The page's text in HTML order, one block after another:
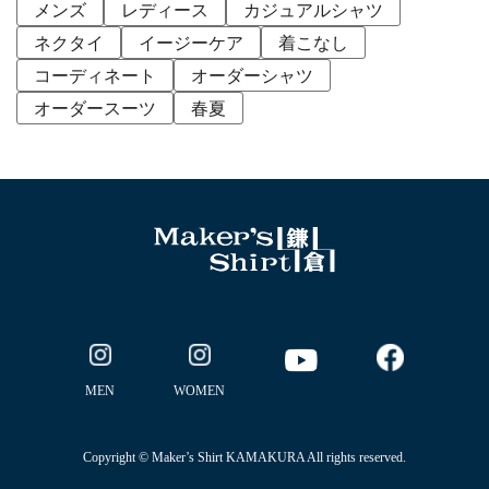
メンズ レディース
カジュアルシャツ
ネクタイ
イージーケア
着こなし
コーディネート
オーダーシャツ
オーダースーツ
春夏
MEN WOMEN
Copyright © Maker’s Shirt KAMAKURA All rights reserved.